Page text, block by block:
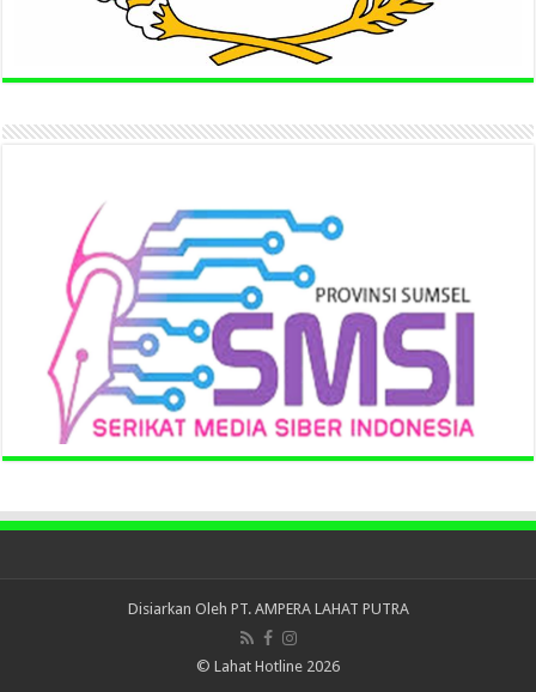
Disiarkan Oleh PT. AMPERA LAHAT PUTRA
© Lahat Hotline 2026